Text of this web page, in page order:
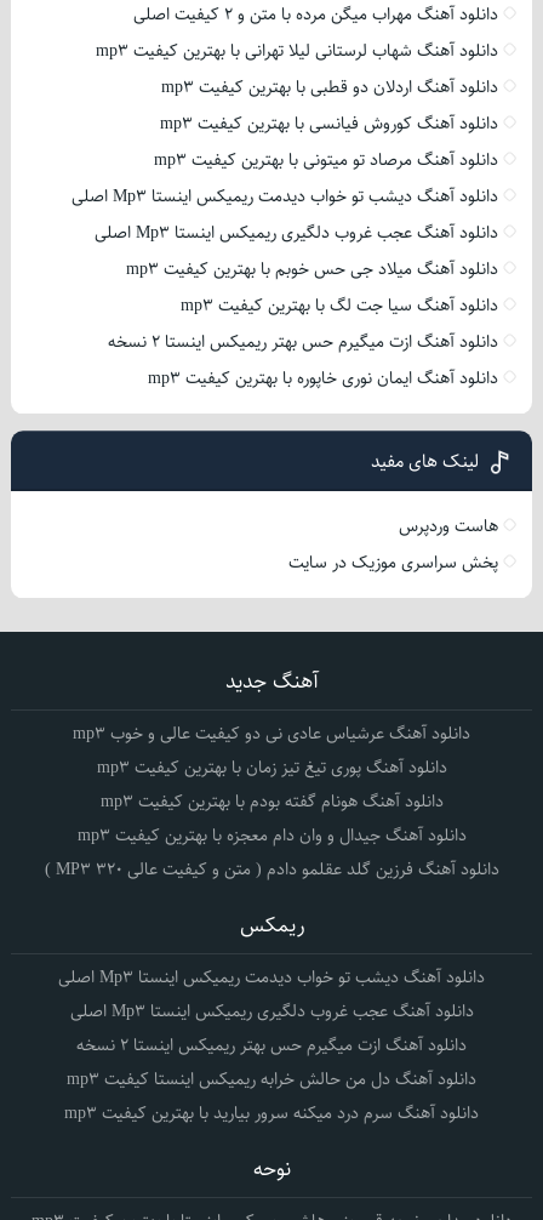
دانلود آهنگ مهراب میگن مرده با متن و 2 کیفیت اصلی
دانلود آهنگ شهاب لرستانی لیلا تهرانی با بهترین کیفیت mp3
دانلود آهنگ اردلان دو قطبی با بهترین کیفیت mp3
دانلود آهنگ کوروش فیانسی با بهترین کیفیت mp3
دانلود آهنگ مرصاد تو میتونی با بهترین کیفیت mp3
دانلود آهنگ دیشب تو خواب دیدمت ریمیکس اینستا Mp3 اصلی
دانلود آهنگ عجب غروب دلگیری ریمیکس اینستا Mp3 اصلی
دانلود آهنگ میلاد جی حس خوبم با بهترین کیفیت mp3
دانلود آهنگ سیا جت لگ با بهترین کیفیت mp3
دانلود آهنگ ازت میگیرم حس بهتر ریمیکس اینستا 2 نسخه
دانلود آهنگ ایمان نوری خاپوره با بهترین کیفیت mp3
لینک های مفید
هاست وردپرس
پخش سراسری موزیک در سایت
آهنگ جدید
دانلود آهنگ عرشیاس عادی نی دو کیفیت عالی و خوب mp3
دانلود آهنگ پوری تیغ تیز زمان با بهترین کیفیت mp3
دانلود آهنگ هونام گفته بودم با بهترین کیفیت mp3
دانلود آهنگ جیدال و وان دام معجزه با بهترین کیفیت mp3
دانلود آهنگ فرزین گلد عقلمو دادم ( متن و کیفیت عالی 320 MP3 )
ریمکس
دانلود آهنگ دیشب تو خواب دیدمت ریمیکس اینستا Mp3 اصلی
دانلود آهنگ عجب غروب دلگیری ریمیکس اینستا Mp3 اصلی
دانلود آهنگ ازت میگیرم حس بهتر ریمیکس اینستا 2 نسخه
دانلود آهنگ دل من حالش خرابه ریمیکس اینستا کیفیت mp3
دانلود آهنگ سرم درد میکنه سرور بیارید با بهترین کیفیت mp3
نوحه